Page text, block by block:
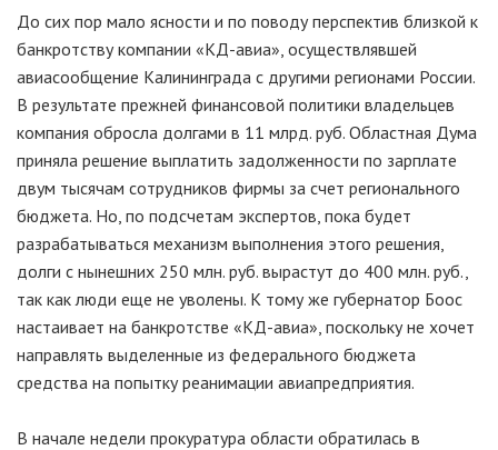
До сих пор мало ясности и по поводу перспектив близкой к
банкротству компании «КД-авиа», осуществлявшей
авиасообщение Калининграда с другими регионами России.
В результате прежней финансовой политики владельцев
компания обросла долгами в 11 млрд. руб. Областная Дума
приняла решение выплатить задолженности по зарплате
двум тысячам сотрудников фирмы за счет регионального
бюджета. Но, по подсчетам экспертов, пока будет
разрабатываться механизм выполнения этого решения,
долги с нынешних 250 млн. руб. вырастут до 400 млн. руб.,
так как люди еще не уволены. К тому же губернатор Боос
настаивает на банкротстве «КД-авиа», поскольку не хочет
направлять выделенные из федерального бюджета
средства на попытку реанимации авиапредприятия.
В начале недели прокуратура области обратилась в